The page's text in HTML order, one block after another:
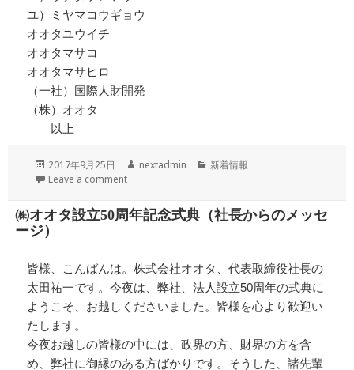
ユ）ミヤマコウギョウ
オオタユウイチ
オオタマサコ
オオタマサヒロ
（一社）国際人財開発
（株）オオタ
以上
投
稿
2017年9月25日
作
nextadmin
カ
リ
ー
新着情報
Leave a comment
㈱オオタ設立50周年記念式典（社長からのメッセ
ージ）
皆様、こんばんは。株式会社オオタ、代表取締役社長の
太田祐一です。今夜は、弊社、法人設立50周年の式典に
ようこそ、お越しくださいました。皆様を心より歓迎い
たします。
今夜お越しの皆様の中には、政界の方、財界の方を含
め、弊社に御縁のある方ばかりです。そうした、諸先輩